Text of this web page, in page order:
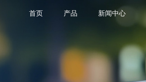
首页 产品 新闻中心